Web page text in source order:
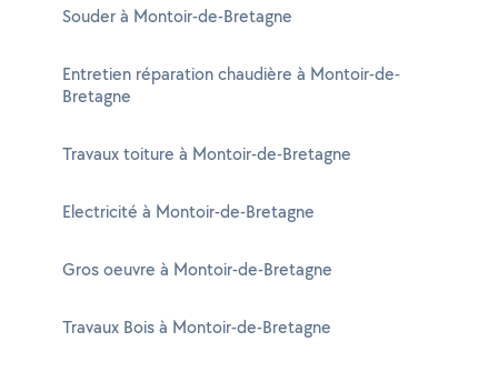
Souder à Montoir-de-Bretagne
Entretien réparation chaudière à Montoir-de-
Bretagne
Travaux toiture à Montoir-de-Bretagne
Electricité à Montoir-de-Bretagne
Gros oeuvre à Montoir-de-Bretagne
Travaux Bois à Montoir-de-Bretagne